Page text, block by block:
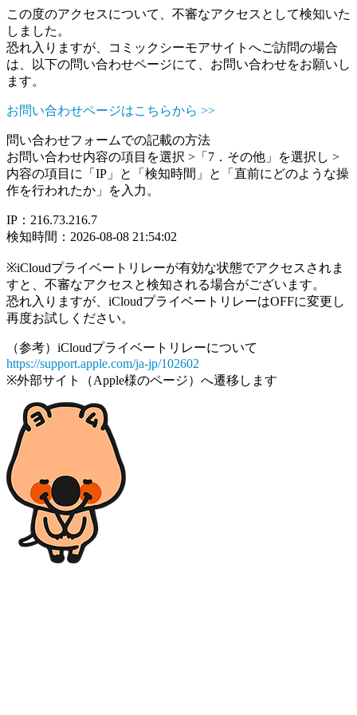
この度のアクセスについて、不審なアクセスとして検知いた
しました。
恐れ入りますが、コミックシーモアサイトへご訪問の場合
は、以下の問い合わせページにて、お問い合わせをお願いし
ます。
お問い合わせページはこちらから >>
問い合わせフォームでの記載の方法
お問い合わせ内容の項目を選択 >「7．その他」を選択し >
内容の項目に「IP」と「検知時間」と「直前にどのような操
作を行われたか」を入力。
IP：216.73.216.7
検知時間：2026-08-08 21:54:02
※iCloudプライベートリレーが有効な状態でアクセスされま
すと、不審なアクセスと検知される場合がございます。
恐れ入りますが、iCloudプライベートリレーはOFFに変更し
再度お試しください。
（参考）iCloudプライベートリレーについて
https://support.apple.com/ja-jp/102602
※外部サイト（Apple様のページ）へ遷移します